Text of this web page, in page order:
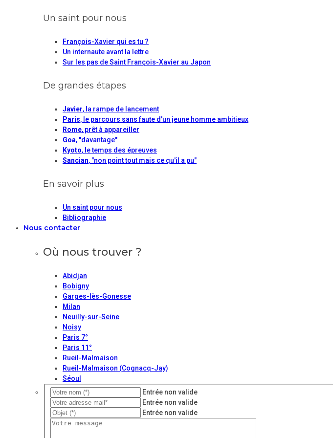
Un saint pour nous
François-Xavier qui es tu ?
Un internaute avant la lettre
Sur les pas de Saint François-Xavier au Japon
De grandes étapes
Javier, la rampe de lancement
Paris, le parcours sans faute d'un jeune homme ambitieux
Rome, prêt à appareiller
Goa, "davantage"
Kyoto, le temps des épreuves
Sancian, "non point tout mais ce qu'il a pu"
En savoir plus
Un saint pour nous
Bibliographie
Nous contacter
Où nous trouver ?
Abidjan
Bobigny
Garges-lès-Gonesse
Milan
Neuilly-sur-Seine
Noisy
Paris 7°
Paris 11°
Rueil-Malmaison
Rueil-Malmaison (Cognacq-Jay)
Séoul
Entrée non valide
Entrée non valide
Entrée non valide